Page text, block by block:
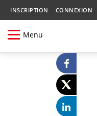
INSCRIPTION CONNEXION
Menu